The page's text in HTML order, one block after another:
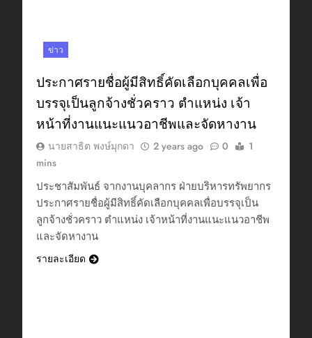
ข่าว
ประกาศรายชื่อผู้มีสิทธิ์คัดเลือกบุคคลเพื่อ
บรรจุเป็นลูกจ้างชั่วคราว ตำแหน่ง เจ้า
หน้าที่งานแนะแนวอาชีพและจัดหางาน
นายสาธิต พงษ์มุกดา 2 years ago 0
1
mins
ประชาสัมพันธ์ จากงานบุคลากร ฝ่ายบริหารทรัพยากร
ประกาศรายชื่อผู้มีสิทธิ์คัดเลือกบุคคลเพื่อบรรจุเป็น
ลูกจ้างชั่วคราว ตำแหน่ง เจ้าหน้าที่งานแนะแนวอาชีพ
และจัดหางาน
รายละเอียด